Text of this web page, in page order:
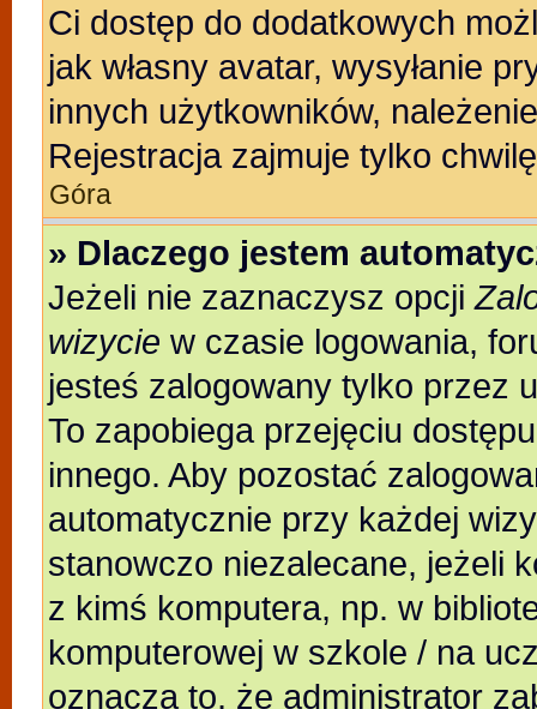
Ci dostęp do dodatkowych
jak własny avatar, wysyłanie
innych użytkowników,
Rejestracja zajmuje tylko
Góra
» Dlaczego jestem
Jeżeli nie zaznaczysz opcji
wizycie w czasie logowania,
jesteś zalogowany tylko przez
To zapobiega przejęciu
innego. Aby pozostać
automatycznie przy każdej
stanowczo niezalecane, jeżeli
z kimś komputera, np. w
komputerowej w szkole / na
oznacza to, że administrator